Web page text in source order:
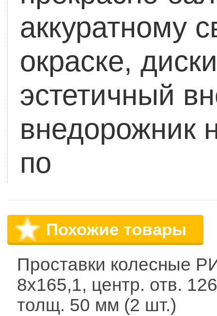
аккуратному
окраске,
эстетичный
внедорожник
по
Похожие товары
Проставки колесные
8x165,1, центр. отв.
толщ. 50 мм (2 шт.)